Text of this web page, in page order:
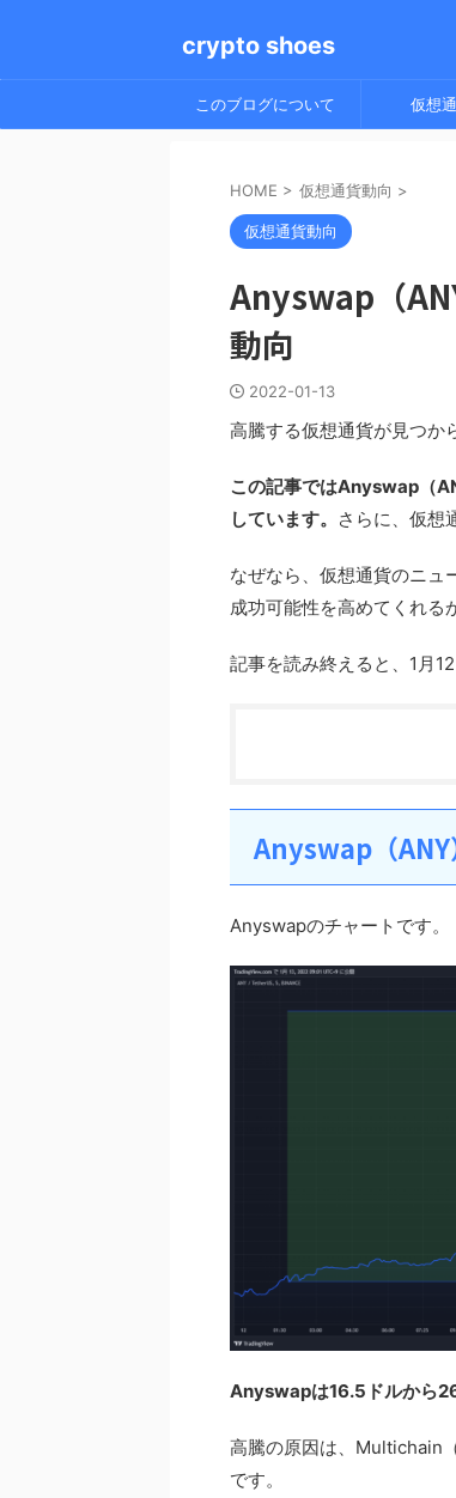
crypto shoes
このブログについて 仮想
HOME > 仮想通貨動向 >
仮想通貨動向
Anyswap（
動向
2022-01-13
高騰する仮想通貨が見つか
この記事ではAnyswap（
しています。 さらに、仮想
なぜなら、仮想通貨のニュ
成功可能性を高めてくれる
記事を読み終えると、1月
Anyswap（ANY
Anyswapのチャートです。
Anyswapは16.5ドルから
高騰の原因は、Multichain
です。